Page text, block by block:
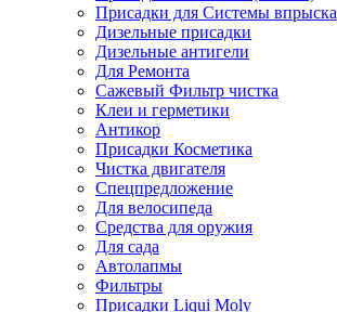
Присадки для Системы впрыска
Дизельные присадки
Дизельные антигели
Для Ремонта
Сажевый Фильтр чистка
Клеи и герметики
Антикор
Присадки Косметика
Чистка двигателя
Спецпредложение
Для велосипеда
Средства для оружия
Для сада
Автолапмы
Фильтры
Присадки Liqui Moly